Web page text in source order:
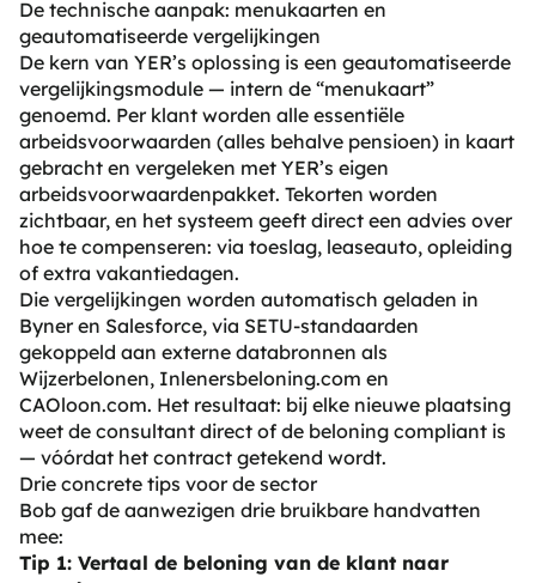
De technische aanpak: menukaarten en
geautomatiseerde vergelijkingen
De kern van YER’s oplossing is een geautomatiseerde
vergelijkingsmodule — intern de “menukaart”
genoemd. Per klant worden alle essentiële
arbeidsvoorwaarden (alles behalve pensioen) in kaart
gebracht en vergeleken met YER’s eigen
arbeidsvoorwaardenpakket. Tekorten worden
zichtbaar, en het systeem geeft direct een advies over
hoe te compenseren: via toeslag, leaseauto, opleiding
of extra vakantiedagen.
Die vergelijkingen worden automatisch geladen in
Byner en Salesforce, via SETU-standaarden
gekoppeld aan externe databronnen als
Wijzerbelonen, Inlenersbeloning.com en
CAOloon.com. Het resultaat: bij elke nieuwe plaatsing
weet de consultant direct of de beloning compliant is
— vóórdat het contract getekend wordt.
Drie concrete tips voor de sector
Bob gaf de aanwezigen drie bruikbare handvatten
mee:
Tip 1: Vertaal de beloning van de klant naar